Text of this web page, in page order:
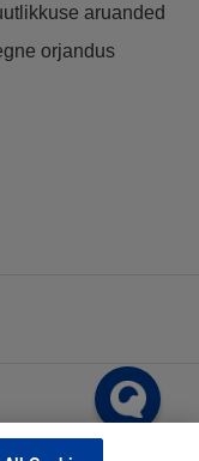
aruanded
orjandus